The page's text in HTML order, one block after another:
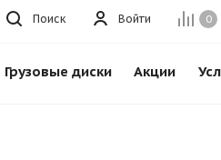
0
Войти
Поиск
Грузовые диски Акции